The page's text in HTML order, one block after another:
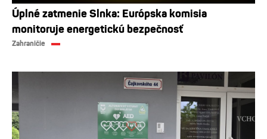
Úplné zatmenie Slnka: Európska komisia
monitoruje energetickú bezpečnosť
Zahraničie